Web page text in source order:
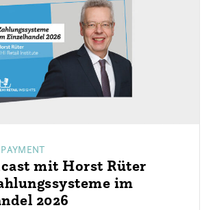
mit Horst Rüter
im
2026